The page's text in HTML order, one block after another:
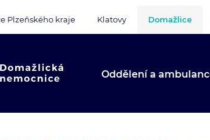
Plzeňského kraje Klatovy Domažlice
Oddělení a